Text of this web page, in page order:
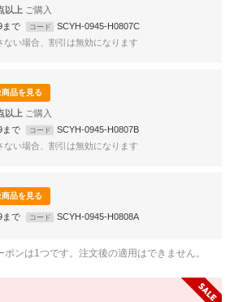
以上
まで コード
SCYH-0945-H0807C
い場合、割引は無効になります
商品を見る
以上
まで コード
SCYH-0945-H0807B
い場合、割引は無効になります
商品を見る
まで コード SCYH-0945-H0808A
ンは1つです。注文後の適用はできません。